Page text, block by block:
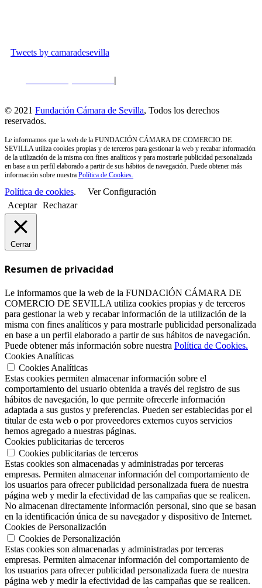
Tweets by camaradesevilla
|
© 2021 Fundación Cámara de Sevilla, Todos los derechos
reservados.
Le informamos que la web de la FUNDACIÓN CÁMARA DE COMERCIO DE
SEVILLA utiliza cookies propias y de terceros para gestionar la web y recabar información
de la utilización de la misma con fines analíticos y para mostrarle publicidad personalizada
en base a un perfil elaborado a partir de sus hábitos de navegación. Puede obtener más
información sobre nuestra Política de Cookies.
Política de cookies.
Ver Configuración
Aceptar Rechazar
Cerrar
Resumen de privacidad
Le informamos que la web de la FUNDACIÓN CÁMARA DE
COMERCIO DE SEVILLA utiliza cookies propias y de terceros
para gestionar la web y recabar información de la utilización de la
misma con fines analíticos y para mostrarle publicidad personalizada
en base a un perfil elaborado a partir de sus hábitos de navegación.
Puede obtener más información sobre nuestra Política de Cookies.
Cookies Analíticas
Cookies Analíticas
Estas cookies permiten almacenar información sobre el
comportamiento del usuario obtenida a través del registro de sus
hábitos de navegación, lo que permite ofrecerle información
adaptada a sus gustos y preferencias. Pueden ser establecidas por el
titular de esta web o por proveedores externos cuyos servicios
hemos agregado a nuestras páginas.
Cookies publicitarias de terceros
Cookies publicitarias de terceros
Estas cookies son almacenadas y administradas por terceras
empresas. Permiten almacenar información del comportamiento de
los usuarios para ofrecer publicidad personalizada fuera de nuestra
página web y medir la efectividad de las campañas que se realicen.
No almacenan directamente información personal, sino que se basan
en la identificación única de su navegador y dispositivo de Internet.
Cookies de Personalización
Cookies de Personalización
Estas cookies son almacenadas y administradas por terceras
empresas. Permiten almacenar información del comportamiento de
los usuarios para ofrecer publicidad personalizada fuera de nuestra
página web y medir la efectividad de las campañas que se realicen.